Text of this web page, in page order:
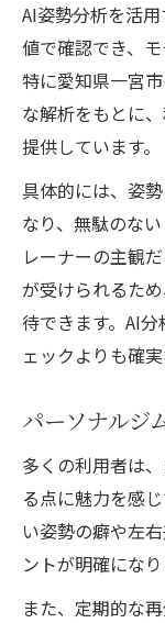
AI姿勢分析を活
値で確認でき、
特に愛知県一宮
な解析をもとに
提供しています。
具体的には、姿
なり、無駄のな
レーナーの主観
が受けられるた
待できます。AI
ェックよりも確
パーソナルジ
多くの利用者は
る点に魅力を感
い姿勢の癖や左
ントが明確になり
また、定期的な